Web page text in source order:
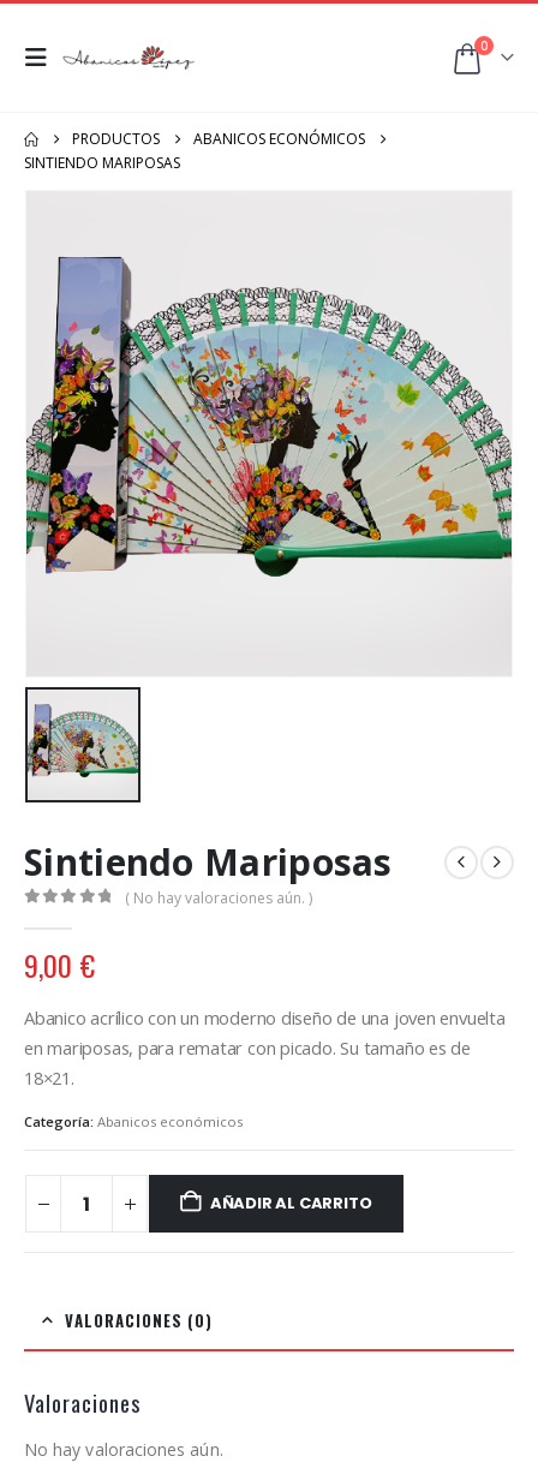
0
PRODUCTOS
ABANICOS ECONÓMICOS
SINTIENDO MARIPOSAS
Sintiendo Mariposas
( No hay valoraciones aún. )
9,00 €
Abanico acrílico con un moderno diseño de una joven envuelta
en mariposas, para rematar con picado. Su tamaño es de
18×21.
Categoría: Abanicos económicos
AÑADIR AL CARRITO
VALORACIONES (0)
Valoraciones
No hay valoraciones aún.